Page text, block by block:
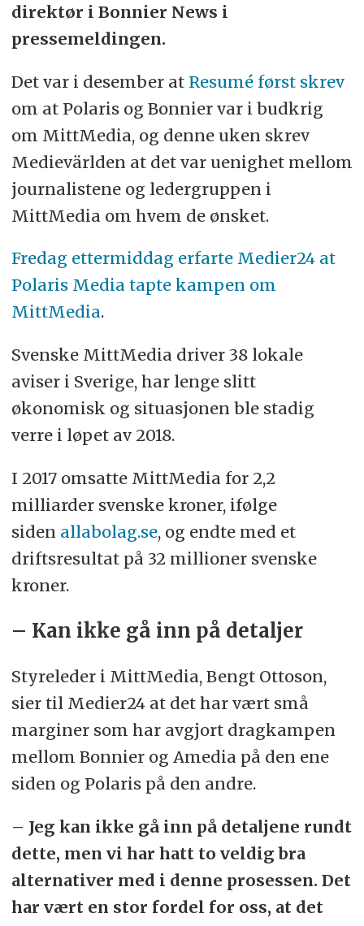
direktør i Bonnier News i
pressemeldingen.
Det var i desember at Resumé først skrev
om at Polaris og Bonnier var i budkrig
om MittMedia, og denne uken skrev
Medievärlden at det var uenighet mellom
journalistene og ledergruppen i
MittMedia om hvem de ønsket.
Fredag ettermiddag erfarte Medier24 at
Polaris Media tapte kampen om
MittMedia.
Svenske MittMedia driver 38 lokale
aviser i Sverige, har lenge slitt
økonomisk og situasjonen ble stadig
verre i løpet av 2018.
I 2017 omsatte MittMedia for 2,2
milliarder svenske kroner, ifølge
siden allabolag.se, og endte med et
driftsresultat på 32 millioner svenske
kroner.
– Kan ikke gå inn på detaljer
Styreleder i MittMedia, Bengt Ottoson,
sier til Medier24 at det har vært små
marginer som har avgjort dragkampen
mellom Bonnier og Amedia på den ene
siden og Polaris på den andre.
– Jeg kan ikke gå inn på detaljene rundt
dette, men vi har hatt to veldig bra
alternativer med i denne prosessen. Det
har vært en stor fordel for oss, at det